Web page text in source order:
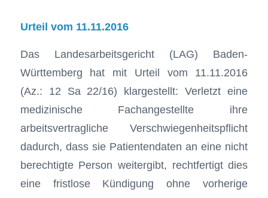
Urteil vom 11.11.2016
Das Landesarbeitsgericht (LAG) Baden-
Württemberg hat mit Urteil vom 11.11.2016
(Az.: 12 Sa 22/16) klargestellt: Verletzt eine
medizinische Fachangestellte ihre
arbeitsvertragliche Verschwiegenheitspflicht
dadurch, dass sie Patientendaten an eine nicht
berechtigte Person weitergibt, rechtfertigt dies
eine fristlose Kündigung ohne vorherige